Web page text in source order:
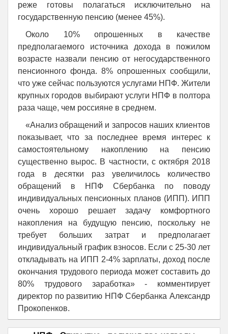
реже готовы полагаться исключительно на
государственную пенсию (менее 45%).
Около 10% опрошенных в качестве
предполагаемого источника дохода в пожилом
возрасте назвали пенсию от негосударственного
пенсионного фонда. 8% опрошенных сообщили,
что уже сейчас пользуются услугами НПФ. Жители
крупных городов выбирают услуги НПФ в полтора
раза чаще, чем россияне в среднем.
«Анализ обращений и запросов наших клиентов
показывает, что за последнее время интерес к
самостоятельному накоплению на пенсию
существенно вырос. В частности, с октября 2018
года в десятки раз увеличилось количество
обращений в НПФ Сбербанка по поводу
индивидуальных пенсионных планов (ИПП). ИПП
очень хорошо решает задачу комфортного
накопления на будущую пенсию, поскольку не
требует больших затрат и предполагает
индивидуальный график взносов. Если с 25-30 лет
откладывать на ИПП 2-4% зарплаты, доход после
окончания трудового периода может составить до
80% трудового заработка» - комментирует
директор по развитию НПФ Сбербанка Александр
Прокопенков.